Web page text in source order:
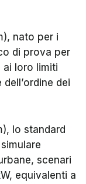
nato per i
di prova per
loro limiti
dei
lo standard
scenari
equivalenti a